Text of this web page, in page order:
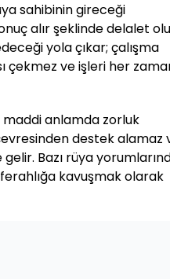
sahibinin gireceği
alır şeklinde delalet
yola çıkar; çalışma
çekmez ve işleri her
maddi anlamda zorluk
destek alamaz
Bazı rüya
kavuşmak olarak